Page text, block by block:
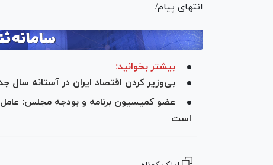
انتهای پیام/
بیشتر بخوانید:
بی‌وزیر کردن اقتصاد ایران در آستانه
عضو کمیسیون برنامه و بودجه مجلس: عامل
است